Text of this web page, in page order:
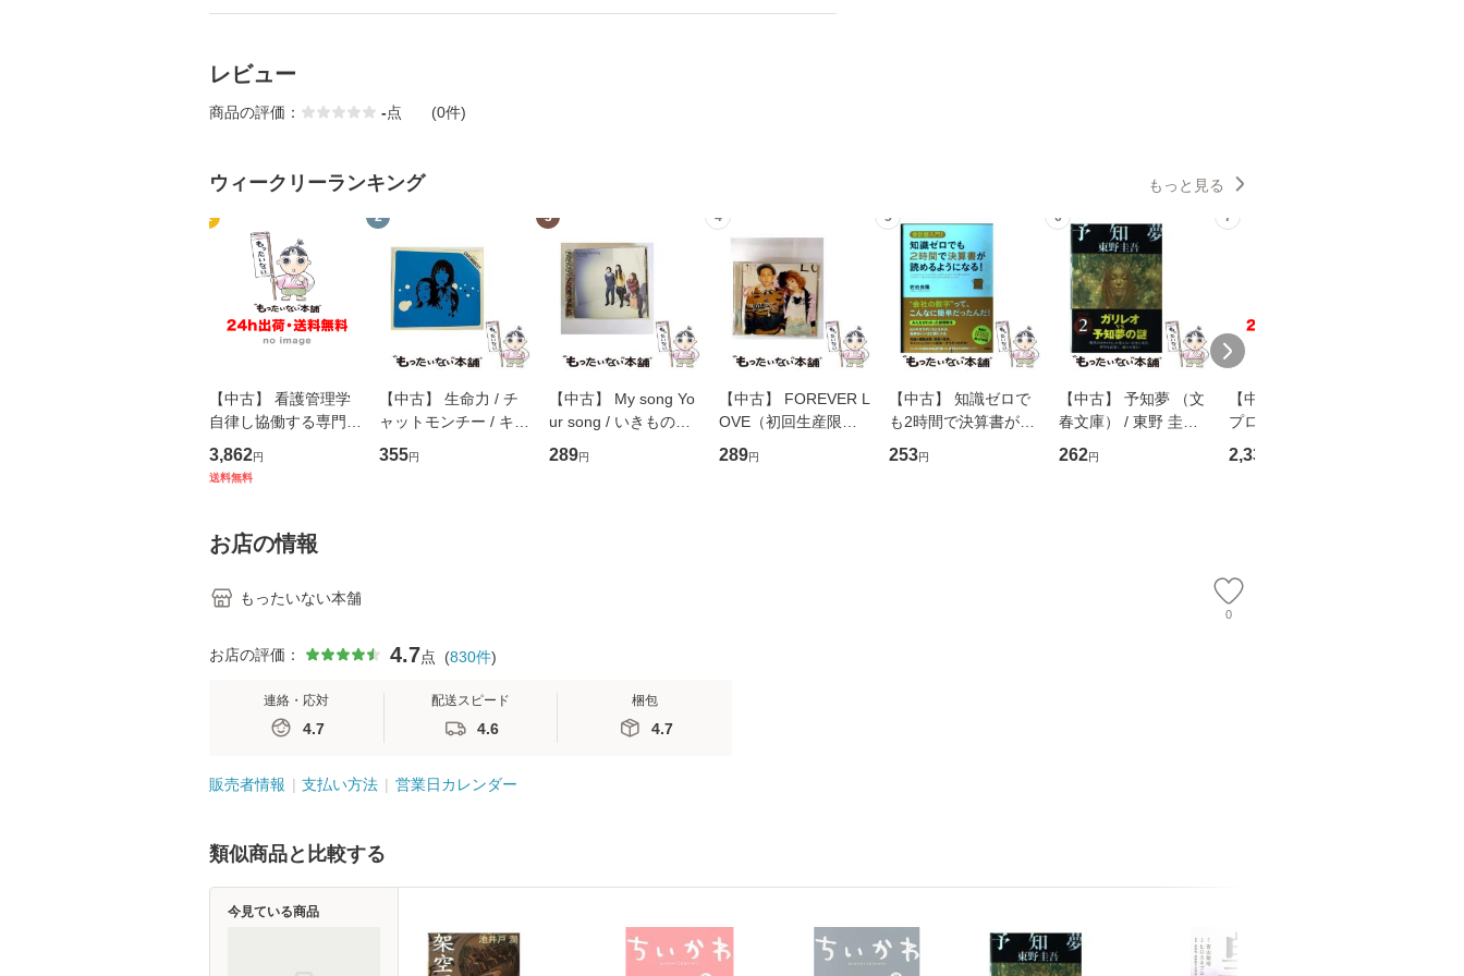
レビュー
商品の評価： -点 (0件)
ウィークリーランキング もっと見る
1
【中古】 看護管理学
自律し協働する専門職
の看護マネジメントス
キル 改訂第3版 (看護
堂 [単行
3,862円
送料無料
2
【中古】 生命力 / チ
ャットモンチー / キュ
ーンレコード [CD]
【メール便送料無料】
355円
3
【中古】 My song Yo
ur song / いきものが
かり / [CD]【メール便
送料無料】
289円
4
【中古】 FOREVER L
OVE（初回生産限定
盤） / 清水翔太×加藤
ミリヤ / [CD]【メール
289円
5
【中古】 知識ゼロで
も2時間で決算書が読
めるようになる！ 会
計超入門！ / 佐伯 良
253円
6
【中古】 予知夢 （文
春文庫） / 東野 圭吾 /
文藝春秋 [文庫]【メー
ル便送料無料】
262円
7
【中古】 野ブタ。を
プロデュース [DVD-B
OX] / バップ [DVD]
【メール便送料無料】
2,335
お店の情報
もったいない本舗
0
お店の評価： 4.7点 (830件)
連絡・応対
4.7
配送スピード
4.6
梱包
4.7
販売者情報 支払い方法 営業日カレンダー
類似商品と比較する
今見ている商品